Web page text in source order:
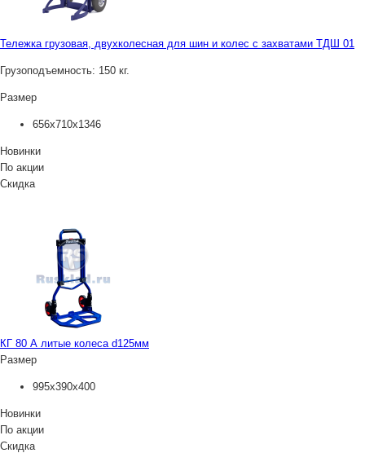
Тележка грузовая, двухколесная для шин и колес с захватами ТДШ 01
Грузоподъемность: 150 кг.
Размер
656х710х1346
Новинки
По акции
Скидка
КГ 80 А литые колеса d125мм
Размер
995х390х400
Новинки
По акции
Скидка